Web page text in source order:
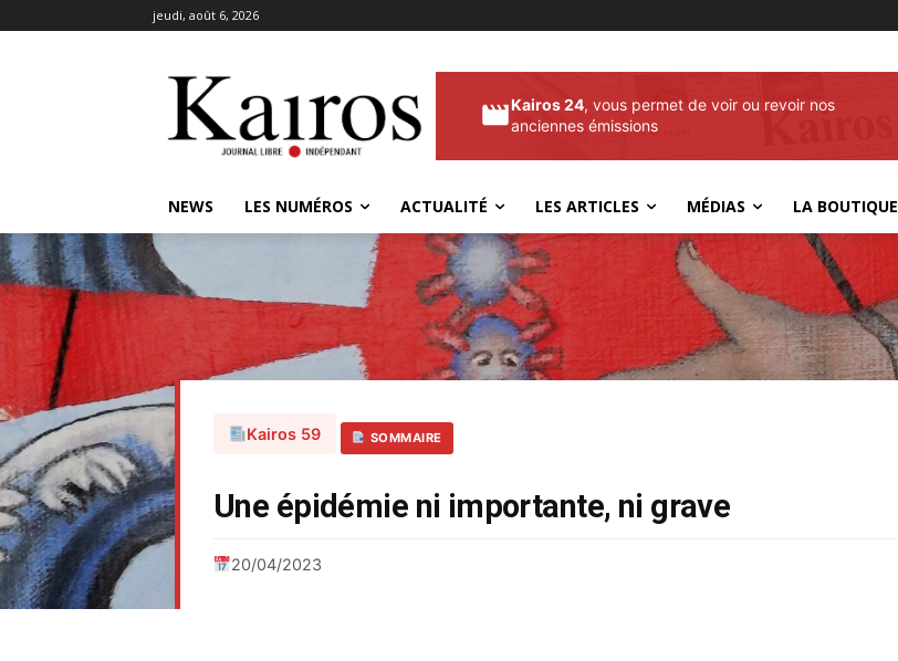
jeudi, août 6, 2026
Kairos 24, vous permet de voir ou revoir nos
anciennes émissions
NEWS LES NUMÉROS ACTUALITÉ LES ARTICLES MÉDIAS LA BOUTIQUE
Kairos 59 SOMMAIRE
Une épidémie ni importante, ni grave
20/04/2023